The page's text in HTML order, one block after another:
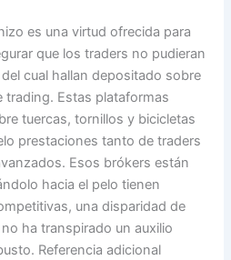
es una virtud ofrecida para
que los traders no pudieran
cual hallan depositado sobre
trading. Estas plataformas
tuercas, tornillos y bicicletas
prestaciones tanto de traders
Esos brókers están
hacia el pelo tienen
una disparidad de
ha transpirado un auxilio
Referencia adicional